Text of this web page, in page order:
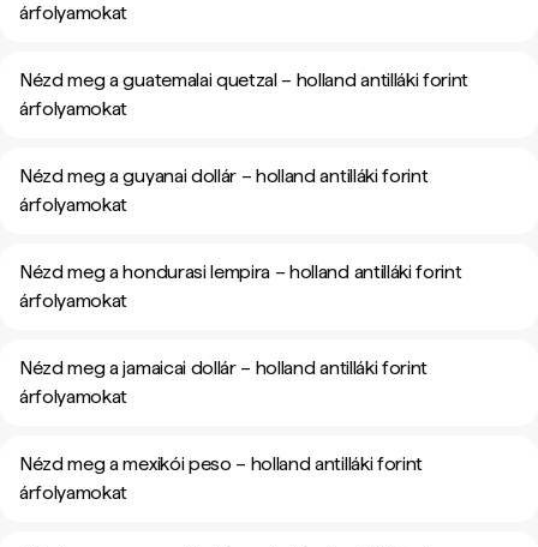
árfolyamokat
Nézd meg a guatemalai quetzal – holland antilláki forint
árfolyamokat
Nézd meg a guyanai dollár – holland antilláki forint
árfolyamokat
Nézd meg a hondurasi lempira – holland antilláki forint
árfolyamokat
Nézd meg a jamaicai dollár – holland antilláki forint
árfolyamokat
Nézd meg a mexikói peso – holland antilláki forint
árfolyamokat